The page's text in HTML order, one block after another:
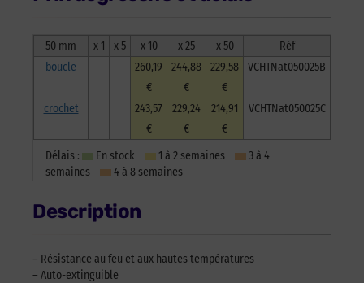
naturel
crochet
50 mm x 1 x 5 x 10 x 25 x 50
Réf
boucle
260,19
€
244,88
€
229,58
€
VCHTNat050025B
crochet
243,57
€
229,24
€
214,91
€
VCHTNat050025C
Délais : En stock 1 à 2 semaines
3 à 4
semaines
4 à 8 semaines
Description
– Résistance au feu et aux hautes températures
– Auto-extinguible